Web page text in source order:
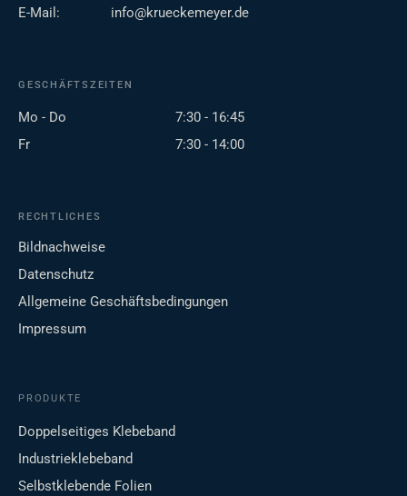
E-Mail:
info@krueckemeyer.de
GESCHÄFTSZEITEN
Mo - Do
7:30 - 16:45
Fr
7:30 - 14:00
RECHTLICHES
Bildnachweise
Datenschutz
Allgemeine Geschäftsbedingungen
Impressum
PRODUKTE
Doppelseitiges Klebeband
Industrieklebeband
Selbstklebende Folien